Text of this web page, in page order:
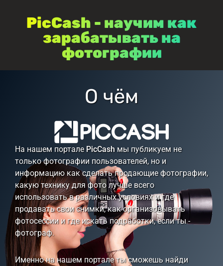
PicCash - научим как
зарабатывать на
фотографии
О чём
На нашем портале PicCash мы публикуем не
только фотографии пользователей, но и
информацию как сделать продающие фотографии,
какую технику для фото лучше всего
использовать в различных условиях и где
продавать свои снимки, как организовывать
фотосессии и где искать подработки, если ты -
фотограф.
Именно на нашем портале ты сможешь найди